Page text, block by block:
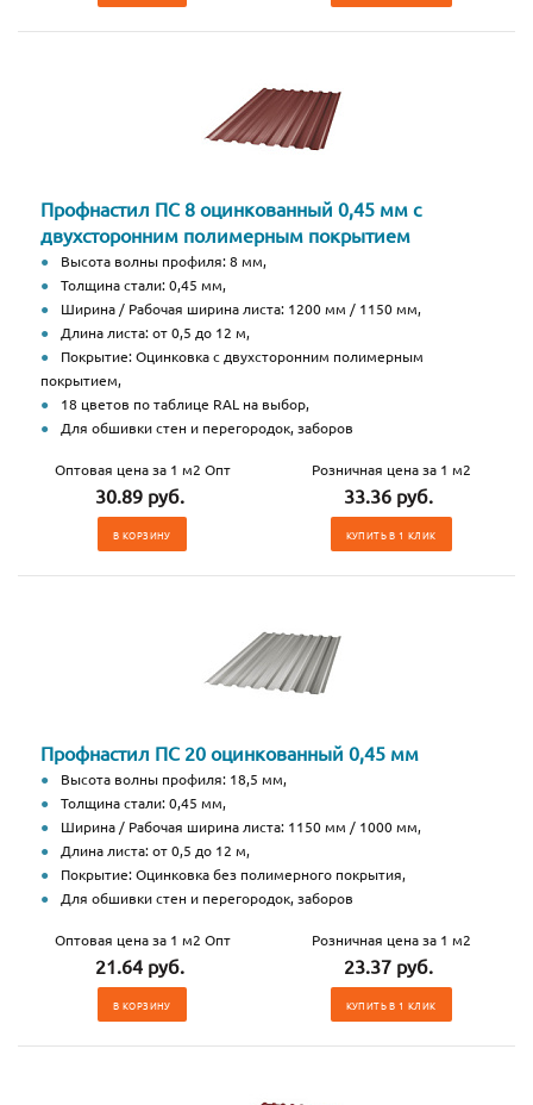
Профнастил ПС 8 оцинкованный 0,45 мм с
двухсторонним полимерным покрытием
Высота волны профиля: 8 мм,
Толщина стали: 0,45 мм,
Ширина / Рабочая ширина листа: 1200 мм / 1150 мм,
Длина листа: от 0,5 до 12 м,
Покрытие: Оцинковка с двухсторонним полимерным
покрытием,
18 цветов по таблице RAL на выбор,
Для обшивки стен и перегородок, заборов
Оптовая цена за 1 м2 Опт
30.89 руб.
В КОРЗИНУ
Розничная цена за 1 м2
33.36 руб.
КУПИТЬ В 1 КЛИК
Профнастил ПС 20 оцинкованный 0,45 мм
Высота волны профиля: 18,5 мм,
Толщина стали: 0,45 мм,
Ширина / Рабочая ширина листа: 1150 мм / 1000 мм,
Длина листа: от 0,5 до 12 м,
Покрытие: Оцинковка без полимерного покрытия,
Для обшивки стен и перегородок, заборов
Оптовая цена за 1 м2 Опт
21.64 руб.
В КОРЗИНУ
Розничная цена за 1 м2
23.37 руб.
КУПИТЬ В 1 КЛИК